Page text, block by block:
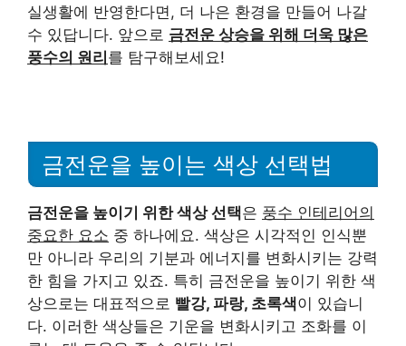
실생활에 반영한다면, 더 나은 환경을 만들어 나갈
수 있답니다. 앞으로 금전운 상승을 위해 더욱 많은
풍수의 원리 를 탐구해보세요!
금전운을 높이는 색상 선택법
금전운을 높이기 위한 색상 선택은 풍수 인테리어의
중요한 요소 중 하나에요. 색상은 시각적인 인식뿐
만 아니라 우리의 기분과 에너지를 변화시키는 강력
한 힘을 가지고 있죠. 특히 금전운을 높이기 위한 색
상으로는 대표적으로 빨강, 파랑, 초록색이 있습니
다. 이러한 색상들은 기운을 변화시키고 조화를 이